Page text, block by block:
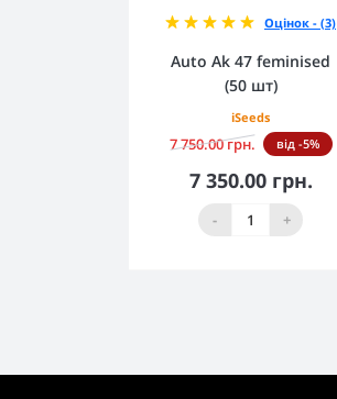
Оцінок - (3)
Auto Ak 47 feminised
(50 шт)
iSeeds
7 750.00 грн. від -5%
7 350.00 грн.
- +
До кошика